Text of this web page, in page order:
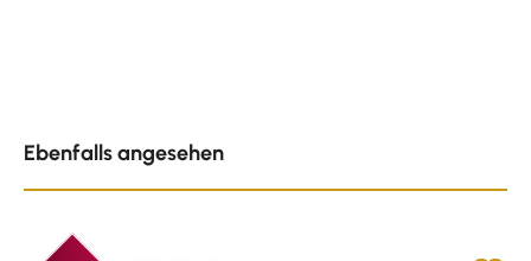
Ebenfalls angesehen